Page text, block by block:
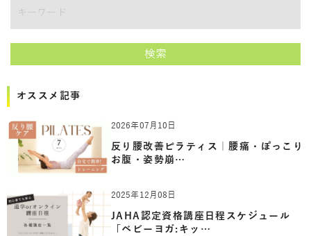
検索
オススメ記事
2026年07月10日
反り腰改善ピラティス｜腰痛・ぽっこり
お腹・姿勢崩…
2025年12月08日
JAHA認定資格講座日程スケジュール
「ベビーヨガ:キッ…